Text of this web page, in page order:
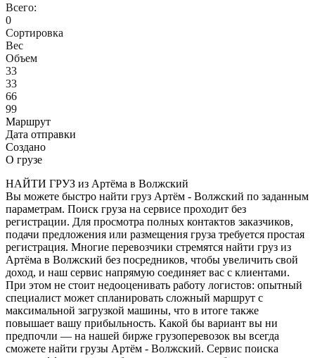
Всего:
0
Сортировка
Вес
Объем
33
33
66
99
Маршрут
Дата отправки
Создано
О грузе
НАЙТИ ГРУЗ из Артёма в Волжский
Вы можете быстро найти груз Артём - Волжский по заданным
параметрам. Поиск груза на сервисе проходит без
регистрации. Для просмотра полных контактов заказчиков,
подачи предложения или размещения груза требуется простая
регистрация. Многие перевозчики стремятся найти груз из
Артёма в Волжский без посредников, чтобы увеличить свой
доход, и наш сервис напрямую соединяет вас с клиентами.
При этом не стоит недооценивать работу логистов: опытный
специалист может спланировать сложный маршрут с
максимальной загрузкой машины, что в итоге также
повышает вашу прибыльность. Какой бы вариант вы ни
предпочли — на нашей бирже грузоперевозок вы всегда
сможете найти грузы Артём - Волжский. Сервис поиска